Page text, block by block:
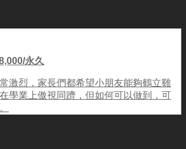
永久
激烈，家長們都希望小朋友能夠鶴立雞
學業上傲視同躋，但如何可以做到，可